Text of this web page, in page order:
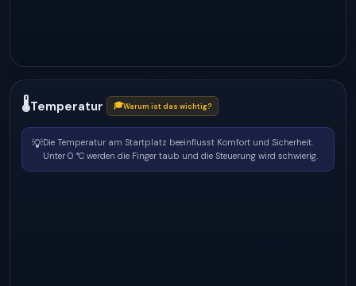
🌡Temperatur 🎓Warum ist das wichtig?
💡Die Temperatur am Startplatz beeinflusst Komfort und Sicherheit.
Unter 0 °C werden die Finger taub und die Steuerung wird schwierig.